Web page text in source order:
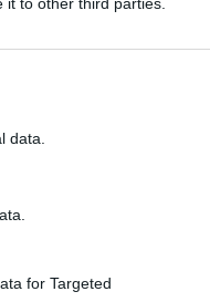
data.
for Targeted